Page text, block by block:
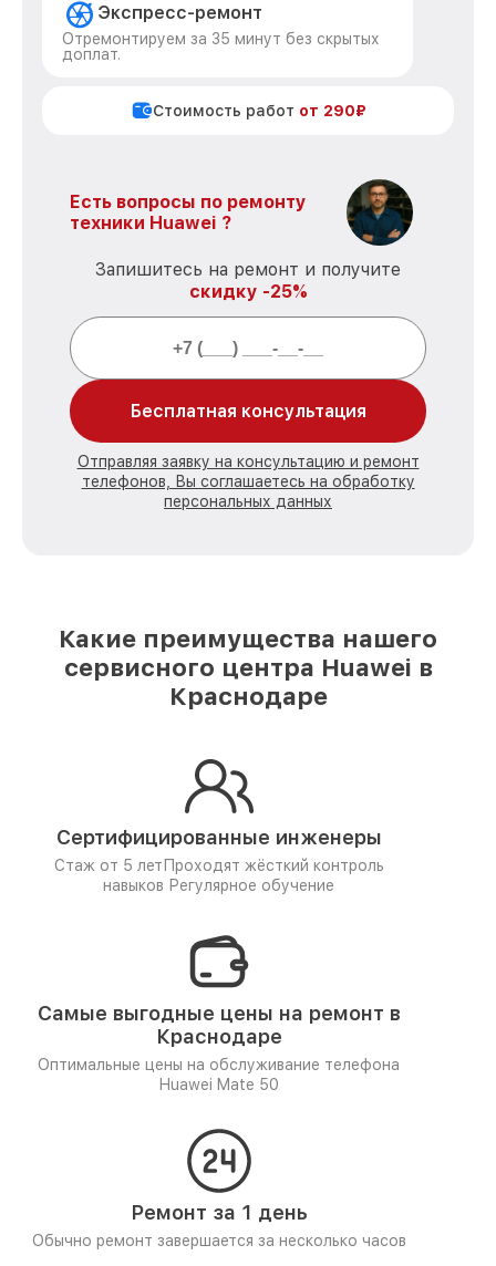
Экспресс-ремонт
Отремонтируем за 35 минут без скрытых
доплат.
Стоимость работ от 290₽
Есть вопросы по ремонту
техники Huawei ?
Запишитесь на ремонт и получите
скидку -25%
Бесплатная консультация
Отправляя заявку на консультацию и ремонт
телефонов, Вы соглашаетесь на обработку
персональных данных
Какие преимущества нашего
сервисного центра Huawei в
Краснодаре
Сертифицированные инженеры
Стаж от 5 лет Проходят жёсткий контроль
навыков Регулярное обучение
Самые выгодные цены на ремонт в
Краснодаре
Оптимальные цены на обслуживание телефона
Huawei Mate 50
Ремонт за 1 день
Обычно ремонт завершается за несколько часов